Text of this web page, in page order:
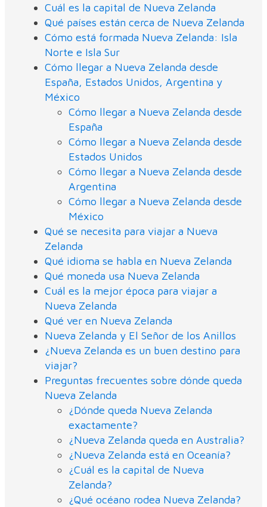
Cuál es la capital de Nueva Zelanda
Qué países están cerca de Nueva Zelanda
Cómo está formada Nueva Zelanda: Isla
Norte e Isla Sur
Cómo llegar a Nueva Zelanda desde
España, Estados Unidos, Argentina y
México
Cómo llegar a Nueva Zelanda desde
España
Cómo llegar a Nueva Zelanda desde
Estados Unidos
Cómo llegar a Nueva Zelanda desde
Argentina
Cómo llegar a Nueva Zelanda desde
México
Qué se necesita para viajar a Nueva
Zelanda
Qué idioma se habla en Nueva Zelanda
Qué moneda usa Nueva Zelanda
Cuál es la mejor época para viajar a
Nueva Zelanda
Qué ver en Nueva Zelanda
Nueva Zelanda y El Señor de los Anillos
¿Nueva Zelanda es un buen destino para
viajar?
Preguntas frecuentes sobre dónde queda
Nueva Zelanda
¿Dónde queda Nueva Zelanda
exactamente?
¿Nueva Zelanda queda en Australia?
¿Nueva Zelanda está en Oceanía?
¿Cuál es la capital de Nueva
Zelanda?
¿Qué océano rodea Nueva Zelanda?